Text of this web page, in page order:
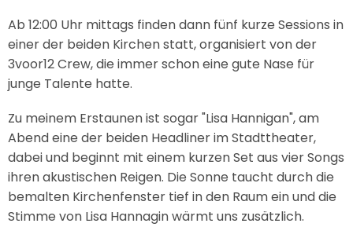
Ab 12:00 Uhr mittags finden dann fünf kurze Sessions in
einer der beiden Kirchen statt, organisiert von der
3voor12 Crew, die immer schon eine gute Nase für
junge Talente hatte.
Zu meinem Erstaunen ist sogar "Lisa Hannigan", am
Abend eine der beiden Headliner im Stadttheater,
dabei und beginnt mit einem kurzen Set aus vier Songs
ihren akustischen Reigen. Die Sonne taucht durch die
bemalten Kirchenfenster tief in den Raum ein und die
Stimme von Lisa Hannagin wärmt uns zusätzlich.